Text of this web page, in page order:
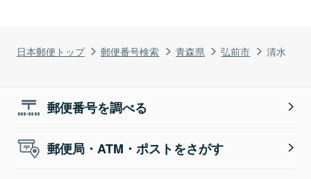
日本郵便トップ 郵便番号検索 青森県 弘前市 清水
郵便番号を調べる
郵便局・ATM・ポストをさがす